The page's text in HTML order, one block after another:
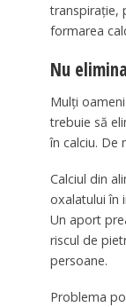
transpirație,
formarea
Nu
Mulți
trebuie să
în calciu. De
Calciul din
oxalatului în
Un aport
riscul de
persoane.
Problema